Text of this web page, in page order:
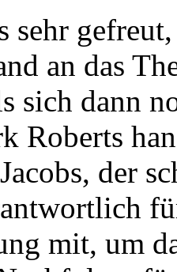
sehr
an das
sich dann
Roberts
der
mit, um